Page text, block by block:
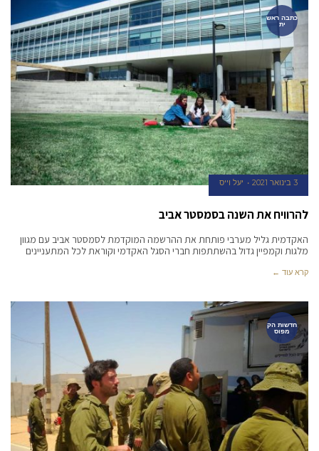
כתבה ראש
ית
3 בינואר 2021 יעל וייס
להרוויח את השנה בסמסטר אביב
האקדמית גליל מערבי פותחת את ההרשמה המוקדמת לסמסטר אביב עם מגוון
מלגות וקמפיין גדול בהשתתפות חברי הסגל האקדמי וקוראת לכל המתעניינים
קרא עוד ←
חדשות הק
מפוס